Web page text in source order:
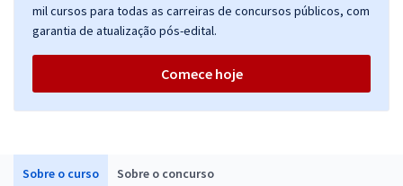
Sobre o curso Sobre o concurso
mil cursos para todas as carreiras de concursos públicos, com
garantia de atualização pós-edital.
Comece hoje